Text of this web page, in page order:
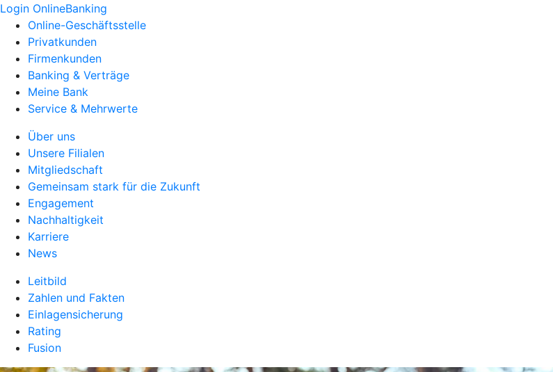
Login OnlineBanking
Online-Geschäftsstelle
Privatkunden
Firmenkunden
Banking & Verträge
Meine Bank
Service & Mehrwerte
Über uns
Unsere Filialen
Mitgliedschaft
Gemeinsam stark für die Zukunft
Engagement
Nachhaltigkeit
Karriere
News
Leitbild
Zahlen und Fakten
Einlagensicherung
Rating
Fusion